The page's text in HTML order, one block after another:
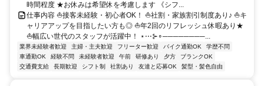
時間程度 ★お休みは希望休を考慮します 《シフ...
仕事内容 ⛵接客未経験・初心者OK！ ⛵社割・家族割引制度あり♪ ⛵キ
ャリアアップを目指したい方も◎ ⛵年2回のリフレッシュ休暇あり★
⛵幅広い世代のスタッフが活躍中！ ⋆⋅⋅⋅⊱∘────────...
業界未経験者歓迎 主婦・主夫歓迎 フリーター歓迎 バイク通勤OK
学歴不問
車通勤OK
経験不問 未経験者歓迎 午前 研修あり 夕方
ブランクOK
交通費支給
長期歓迎 シフト制 社割あり 友達と応募OK 髪型・髪色自由